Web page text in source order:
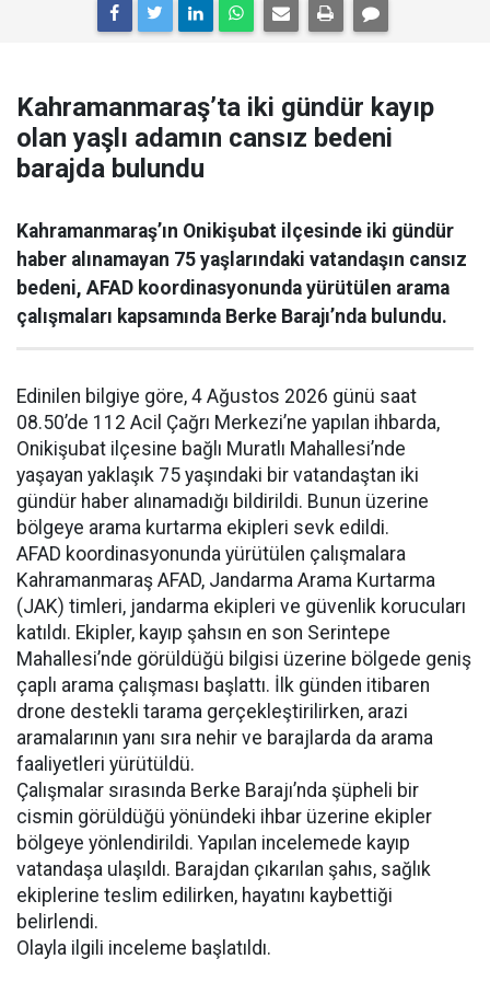
Kahramanmaraş’ta iki gündür kayıp
olan yaşlı adamın cansız bedeni
barajda bulundu
Kahramanmaraş’ın Onikişubat ilçesinde iki gündür
haber alınamayan 75 yaşlarındaki vatandaşın cansız
bedeni, AFAD koordinasyonunda yürütülen arama
çalışmaları kapsamında Berke Barajı’nda bulundu.
Edinilen bilgiye göre, 4 Ağustos 2026 günü saat
08.50’de 112 Acil Çağrı Merkezi’ne yapılan ihbarda,
Onikişubat ilçesine bağlı Muratlı Mahallesi’nde
yaşayan yaklaşık 75 yaşındaki bir vatandaştan iki
gündür haber alınamadığı bildirildi. Bunun üzerine
bölgeye arama kurtarma ekipleri sevk edildi.
AFAD koordinasyonunda yürütülen çalışmalara
Kahramanmaraş AFAD, Jandarma Arama Kurtarma
(JAK) timleri, jandarma ekipleri ve güvenlik korucuları
katıldı. Ekipler, kayıp şahsın en son Serintepe
Mahallesi’nde görüldüğü bilgisi üzerine bölgede geniş
çaplı arama çalışması başlattı. İlk günden itibaren
drone destekli tarama gerçekleştirilirken, arazi
aramalarının yanı sıra nehir ve barajlarda da arama
faaliyetleri yürütüldü.
Çalışmalar sırasında Berke Barajı’nda şüpheli bir
cismin görüldüğü yönündeki ihbar üzerine ekipler
bölgeye yönlendirildi. Yapılan incelemede kayıp
vatandaşa ulaşıldı. Barajdan çıkarılan şahıs, sağlık
ekiplerine teslim edilirken, hayatını kaybettiği
belirlendi.
Olayla ilgili inceleme başlatıldı.